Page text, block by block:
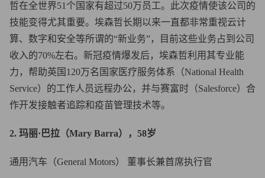
哲在全世界51个国家有超过50万员工。此次疫情使该公司的
技能变得尤其重要。埃森哲长期以来一直都非常重视云计
算、数字和安全等所谓的“新业务”，目前这些业务占到公司
收入的70%左右。新冠疫情爆发后，埃森哲利用其专业能
力，帮助英国120万名国家医疗服务体系（National Health
Service）的工作人员远程办公，并与赛富时（Salesforce）合
作开发接触者追踪和疫苗管理技术等。
2. 玛丽·巴拉（Mary Barra），58岁
通用汽车（General Motors） 董事长兼首席执行官